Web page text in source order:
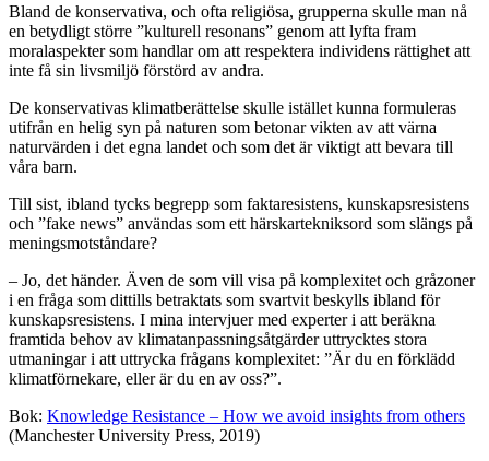
Bland de konservativa, och ofta religiösa, grupperna skulle man nå
en betydligt större ”kulturell resonans” genom att lyfta fram
moralaspekter som handlar om att respektera individens rättighet att
inte få sin livsmiljö förstörd av andra.
De konservativas klimatberättelse skulle istället kunna formuleras
utifrån en helig syn på naturen som betonar vikten av att värna
naturvärden i det egna landet och som det är viktigt att bevara till
våra barn.
Till sist, ibland tycks begrepp som faktaresistens, kunskapsresistens
och ”fake news” användas som ett härskartekniksord som slängs på
meningsmotståndare?
– Jo, det händer. Även de som vill visa på komplexitet och gråzoner
i en fråga som dittills betraktats som svartvit beskylls ibland för
kunskapsresistens. I mina intervjuer med experter i att beräkna
framtida behov av klimatanpassningsåtgärder uttrycktes stora
utmaningar i att uttrycka frågans komplexitet: ”Är du en förklädd
klimatförnekare, eller är du en av oss?”.
Bok: Knowledge Resistance – How we avoid insights from others
(Manchester University Press, 2019)